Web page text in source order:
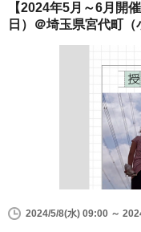
【2024年5月～6月開
日）＠埼玉県宮代町（
2024/5/8(水) 09:00 ～